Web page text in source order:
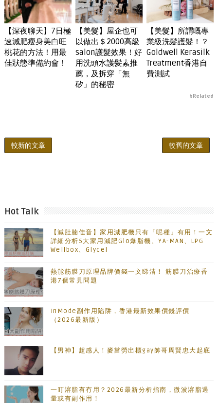
【深夜聊天】7日極
速減肥瘦身美白旺
桃花的方法！用最
佳狀態準備約會！
【美髮】屋企也可
以做出＄2000高級
salon護髮效果！好
用洗頭水護髪素推
薦，及拆穿「無
矽」的秘密
【美髮】所謂嘅專
業級洗髮護髮！？
Goldwell Kerasilk
Treatment香港自
費測試
bRelated
較新的文章 較舊的文章
Hot Talk
【減肚腩佳音】家用減肥機只有「呢種」有用！一文
詳細分析5大家用減肥Glo爆脂機、YA-MAN、LPG
Wellbox、Glycel
熱能筋膜刀原理品牌價錢一文睇清！ 筋膜刀治療香
港7個常見問題
InMode副作用陷阱，香港最新效果價錢評價
（2026最新版）
【男神】超感人！麥當勞出櫃gay帥哥周賢忠大起底
一叮溶脂有冇用？2026最新分析指南，微波溶脂過
量或有副作用！